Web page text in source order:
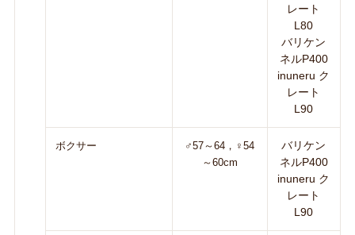
レート
L80
バリケン
ネルP400
inuneru ク
レート
L90
ボクサー
♂57～64，♀54
～60cm
バリケン
ネルP400
inuneru ク
レート
L90